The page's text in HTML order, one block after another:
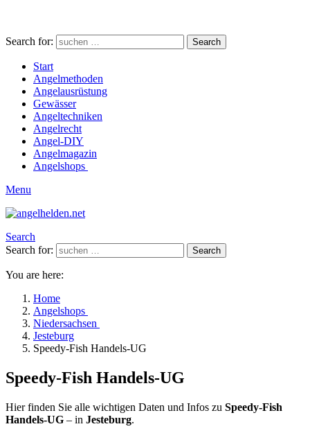
Search for: Search
Start
Angelmethoden
Angelausrüstung
Gewässer
Angeltechniken
Angelrecht
Angel-DIY
Angelmagazin
Angelshops
Menu
Search
Search for:
Search
You are here:
Home
Angelshops
Niedersachsen
Jesteburg
Speedy-Fish Handels-UG
Speedy-Fish Handels-UG
Hier finden Sie alle wichtigen Daten und Infos zu Speedy-Fish
Handels-UG – in Jesteburg.